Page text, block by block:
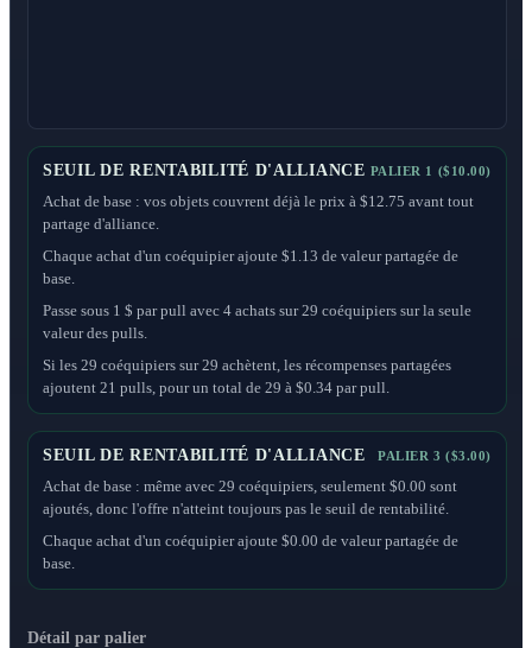
SEUIL DE RENTABILITÉ D'ALLIANCE PALIER 1 ($10.00)
Achat de base : vos objets couvrent déjà le prix à $12.75 avant tout
partage d'alliance.
Chaque achat d'un coéquipier ajoute $1.13 de valeur partagée de
base.
Passe sous 1 $ par pull avec 4 achats sur 29 coéquipiers sur la seule
valeur des pulls.
Si les 29 coéquipiers sur 29 achètent, les récompenses partagées
ajoutent 21 pulls, pour un total de 29 à $0.34 par pull.
SEUIL DE RENTABILITÉ D'ALLIANCE PALIER 3 ($3.00)
Achat de base : même avec 29 coéquipiers, seulement $0.00 sont
ajoutés, donc l'offre n'atteint toujours pas le seuil de rentabilité.
Chaque achat d'un coéquipier ajoute $0.00 de valeur partagée de
base.
Détail par palier